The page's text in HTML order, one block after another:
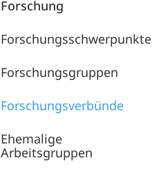
Forschung
Forschungsschwerpunkte
Forschungsgruppen
Forschungsverbünde
Ehemalige
Arbeitsgruppen